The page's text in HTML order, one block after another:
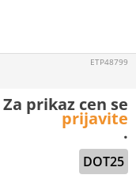
DOT25
ETP48799
Za prikaz cen se
prijavite
.